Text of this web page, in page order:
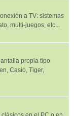
a TV: sistemas
multi-juegos, etc...
propia tipo
Casio, Tiger,